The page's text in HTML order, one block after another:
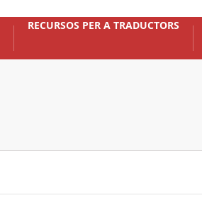
RECURSOS PER A TRADUCTORS